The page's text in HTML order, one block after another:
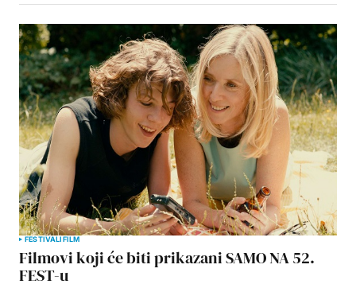
FESTIVALIFILM
Filmovi koji će biti prikazani SAMO NA 52.
FEST-u